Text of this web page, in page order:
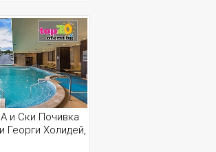
и Ски Почивка
Георги Холидей,